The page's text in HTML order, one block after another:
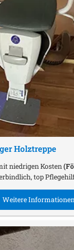
Holztreppe
niedrigen Kosten
top
Weitere Informationen